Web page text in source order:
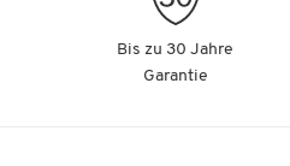
Bis zu 30 Jahre
Garantie